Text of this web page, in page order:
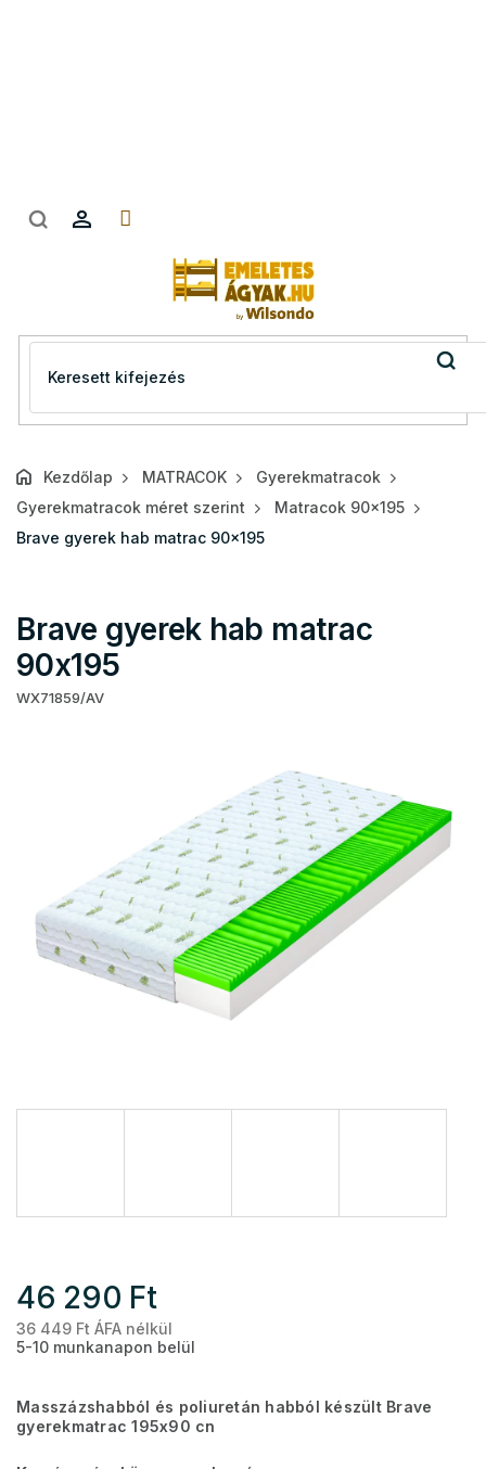
Kezdőlap MATRACOK
Gyerekmatracok
Gyerekmatracok méret szerint
Matracok 90x195
Brave gyerek hab matrac 90x195
Brave gyerek hab matrac
90x195
WX71859/AV
46 290 Ft
36 449 Ft ÁFA nélkül
5-10 munkanapon belül
Masszázshabból és poliuretán habból készült Brave
gyerekmatrac 195x90 cn